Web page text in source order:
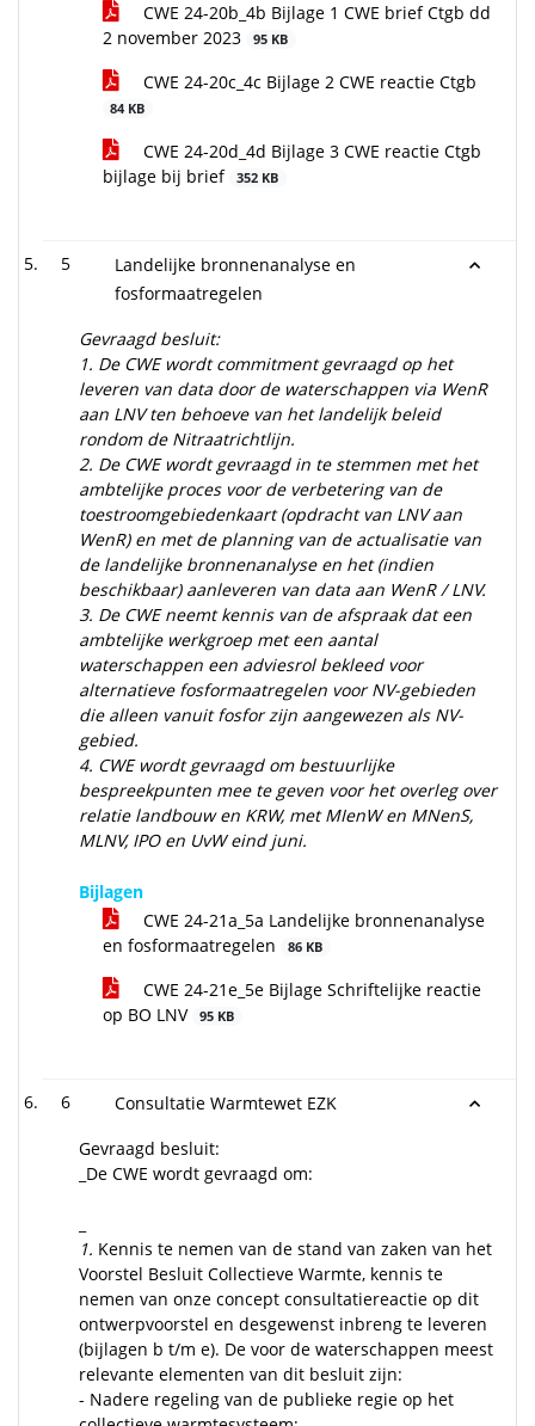
CWE 24-20b_4b Bijlage 1 CWE brief Ctgb dd
2 november 2023
95 KB
CWE 24-20c_4c Bijlage 2 CWE reactie Ctgb
84 KB
CWE 24-20d_4d Bijlage 3 CWE reactie Ctgb
bijlage bij brief
352 KB
5
Landelijke bronnenanalyse en
fosformaatregelen
Gevraagd besluit:
1. De CWE wordt commitment gevraagd op het
leveren van data door de waterschappen via WenR
aan LNV ten behoeve van het landelijk beleid
rondom de Nitraatrichtlijn.
2. De CWE wordt gevraagd in te stemmen met het
ambtelijke proces voor de verbetering van de
toestroomgebiedenkaart (opdracht van LNV aan
WenR) en met de planning van de actualisatie van
de landelijke bronnenanalyse en het (indien
beschikbaar) aanleveren van data aan WenR / LNV.
3. De CWE neemt kennis van de afspraak dat een
ambtelijke werkgroep met een aantal
waterschappen een adviesrol bekleed voor
alternatieve fosformaatregelen voor NV-gebieden
die alleen vanuit fosfor zijn aangewezen als NV-
gebied.
4. CWE wordt gevraagd om bestuurlijke
bespreekpunten mee te geven voor het overleg over
relatie landbouw en KRW, met MIenW en MNenS,
MLNV, IPO en UvW eind juni.
Bijlagen
CWE 24-21a_5a Landelijke bronnenanalyse
en fosformaatregelen
86 KB
CWE 24-21e_5e Bijlage Schriftelijke reactie
op BO LNV
95 KB
6
Consultatie Warmtewet EZK
Gevraagd besluit:
_De CWE wordt gevraagd om:
1. Kennis te nemen van de stand van zaken van het
Voorstel Besluit Collectieve Warmte, kennis te
nemen van onze concept consultatiereactie op dit
ontwerpvoorstel en desgewenst inbreng te leveren
(bijlagen b t/m e). De voor de waterschappen meest
relevante elementen van dit besluit zijn:
- Nadere regeling van de publieke regie op het